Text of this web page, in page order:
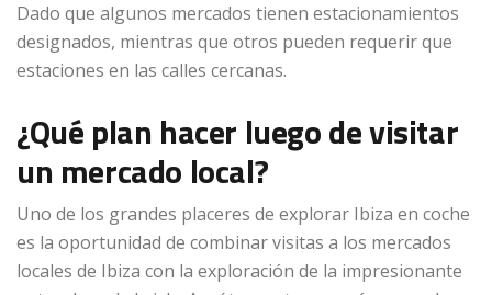
Dado que algunos mercados tienen estacionamientos
designados, mientras que otros pueden requerir que
estaciones en las calles cercanas.
¿Qué plan hacer luego de visitar
un mercado local?
Uno de los grandes placeres de explorar Ibiza en coche
es la oportunidad de combinar visitas a los mercados
locales de Ibiza con la exploración de la impresionante